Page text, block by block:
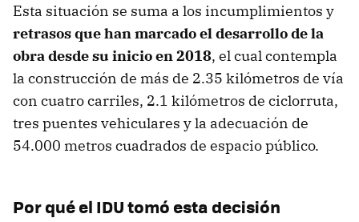
Esta situación se suma a los incumplimientos y
retrasos que han marcado el desarrollo de la
obra desde su inicio en 2018, el cual contempla
la construcción de más de 2.35 kilómetros de vía
con cuatro carriles, 2.1 kilómetros de ciclorruta,
tres puentes vehiculares y la adecuación de
54.000 metros cuadrados de espacio público.
Por qué el IDU tomó esta decisión